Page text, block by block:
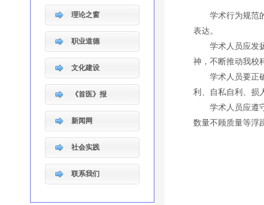
理论之窗
职业道德
文化建设
《首医》报
新闻网
社会实践
联系我们
学术行为规范的
表达。
学术人员应发扬
神，不断推动我校
学术人员要正确
利、自私自利、损
学术人员应遵守
数量不顾质量等浮